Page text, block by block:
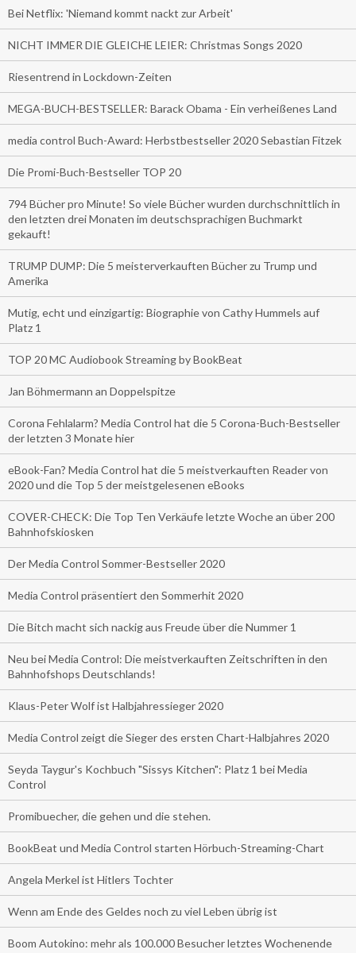
Bei Netflix: 'Niemand kommt nackt zur Arbeit'
NICHT IMMER DIE GLEICHE LEIER: Christmas Songs 2020
Riesentrend in Lockdown-Zeiten
MEGA-BUCH-BESTSELLER: Barack Obama - Ein verheißenes Land
media control Buch-Award: Herbstbestseller 2020 Sebastian Fitzek
Die Promi-Buch-Bestseller TOP 20
794 Bücher pro Minute! So viele Bücher wurden durchschnittlich in
den letzten drei Monaten im deutschsprachigen Buchmarkt
gekauft!
TRUMP DUMP: Die 5 meisterverkauften Bücher zu Trump und
Amerika
Mutig, echt und einzigartig: Biographie von Cathy Hummels auf
Platz 1
TOP 20 MC Audiobook Streaming by BookBeat
Jan Böhmermann an Doppelspitze
Corona Fehlalarm? Media Control hat die 5 Corona-Buch-Bestseller
der letzten 3 Monate hier
eBook-Fan? Media Control hat die 5 meistverkauften Reader von
2020 und die Top 5 der meistgelesenen eBooks
COVER-CHECK: Die Top Ten Verkäufe letzte Woche an über 200
Bahnhofskiosken
Der Media Control Sommer-Bestseller 2020
Media Control präsentiert den Sommerhit 2020
Die Bitch macht sich nackig aus Freude über die Nummer 1
Neu bei Media Control: Die meistverkauften Zeitschriften in den
Bahnhofshops Deutschlands!
Klaus-Peter Wolf ist Halbjahressieger 2020
Media Control zeigt die Sieger des ersten Chart-Halbjahres 2020
Seyda Taygur's Kochbuch "Sissys Kitchen": Platz 1 bei Media
Control
Promibuecher, die gehen und die stehen.
BookBeat und Media Control starten Hörbuch-Streaming-Chart
Angela Merkel ist Hitlers Tochter
Wenn am Ende des Geldes noch zu viel Leben übrig ist
Boom Autokino: mehr als 100.000 Besucher letztes Wochenende